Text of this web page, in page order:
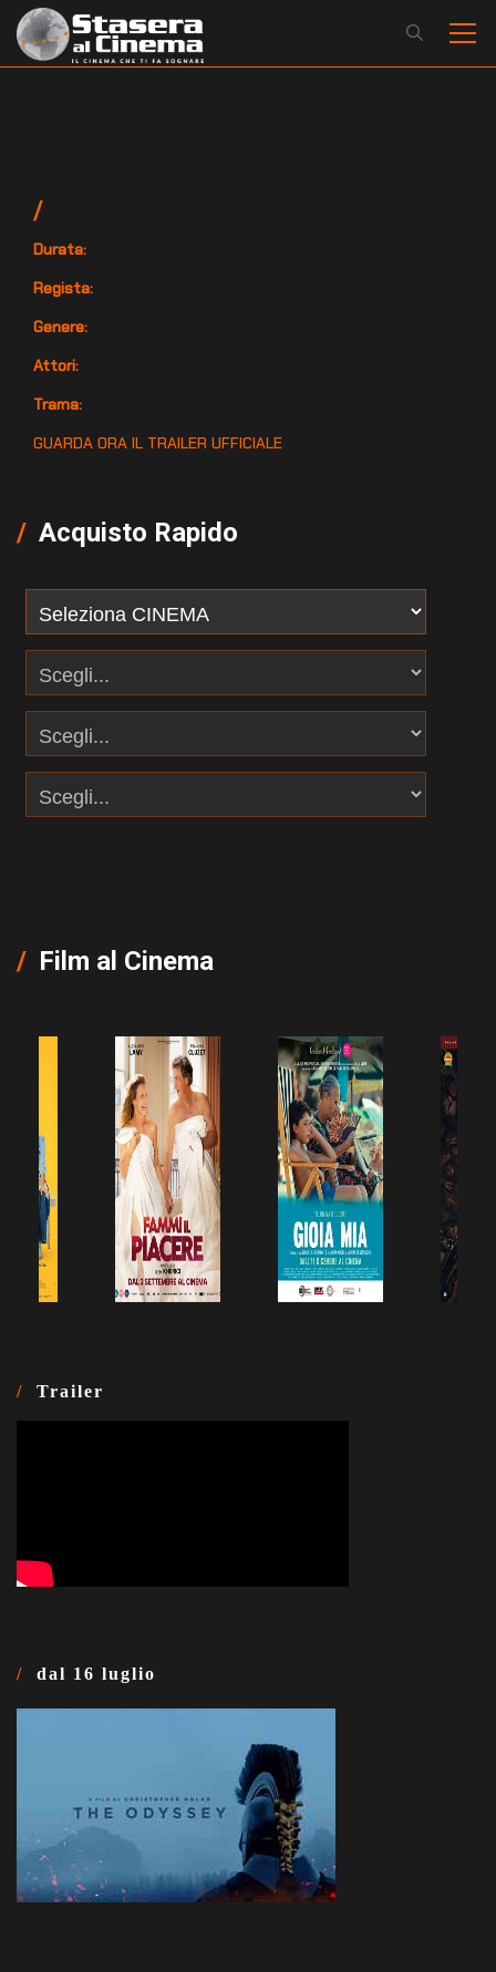
/
Durata:
Regista:
Genere:
Attori:
Trama:
GUARDA ORA IL TRAILER UFFICIALE
Acquisto Rapido
Film al Cinema
Trailer
dal 16 luglio